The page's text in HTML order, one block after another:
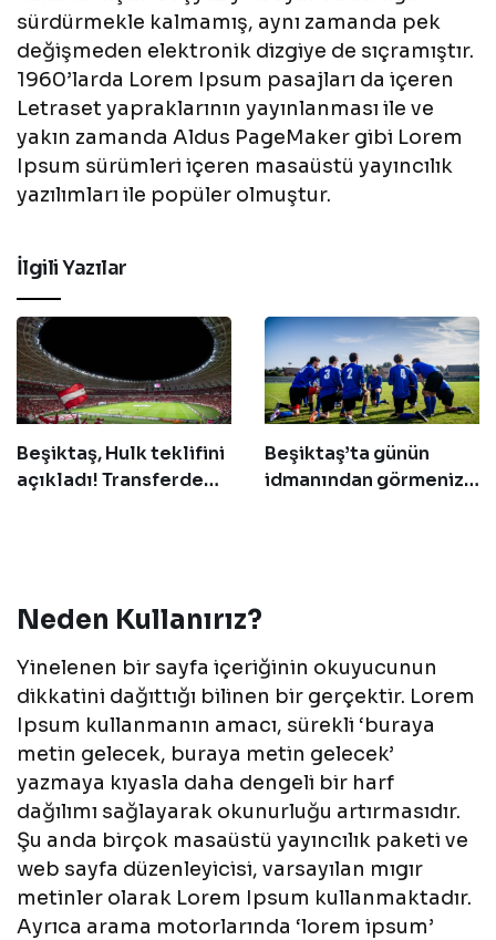
sürdürmekle kalmamış, aynı zamanda pek
değişmeden elektronik dizgiye de sıçramıştır.
1960’larda Lorem Ipsum pasajları da içeren
Letraset yapraklarının yayınlanması ile ve
yakın zamanda Aldus PageMaker gibi Lorem
Ipsum sürümleri içeren masaüstü yayıncılık
yazılımları ile popüler olmuştur.
İlgili Yazılar
Beşiktaş, Hulk teklifini
açıkladı! Transferde
Beşiktaş’ta günün
idmanından görmeniz
Neden Kullanırız?
Yinelenen bir sayfa içeriğinin okuyucunun
dikkatini dağıttığı bilinen bir gerçektir. Lorem
Ipsum kullanmanın amacı, sürekli ‘buraya
metin gelecek, buraya metin gelecek’
yazmaya kıyasla daha dengeli bir harf
dağılımı sağlayarak okunurluğu artırmasıdır.
Şu anda birçok masaüstü yayıncılık paketi ve
web sayfa düzenleyicisi, varsayılan mıgır
metinler olarak Lorem Ipsum kullanmaktadır.
Ayrıca arama motorlarında ‘lorem ipsum’